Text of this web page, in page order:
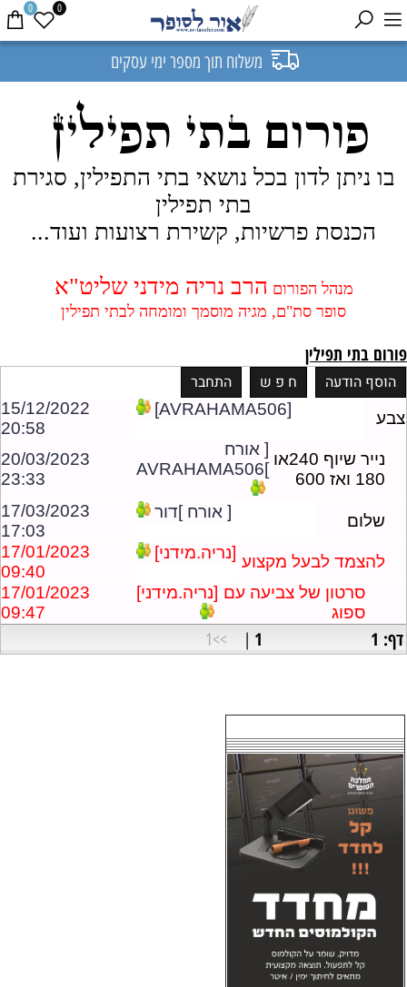
משלוח תוך מספר ימי עסקים
0 0
פורום בתי תפילין
בו ניתן לדון בכל נושאי בתי התפילין, סגירת
בתי תפילין
הכנסת פרשיות, קשירת רצועות ועוד...
מנהל הפורום הרב נריה מידני שליט"א
סופר סת"ם, מגיה מוסמך ומומחה לבתי תפילין
פורום בתי תפילין
צבע [AVRAHAMA506]
15/12/2022
20:58
נייר שיוף 240או
180 ואז 600
[ אורח
]AVRAHAMA506
20/03/2023
23:33
שלום [ אורח ]דור
17/03/2023
17:03
להצמד לבעל מקצוע [נריה.מידני]
17/01/2023
09:40
סרטון של צביעה עם
ספוג
[נריה.מידני]
17/01/2023
09:47
דף: 1 1
|
>>1